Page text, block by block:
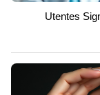
Utentes